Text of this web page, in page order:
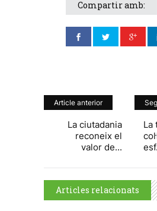
Compartir amb:
Article anterior
La ciutadania
reconeix el
valor de...
La
Articles relacionats